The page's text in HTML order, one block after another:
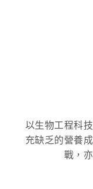
以生物工程科
充缺乏的營養
戰，